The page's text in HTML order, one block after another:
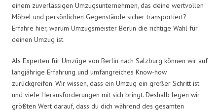
einem zuverlässigen Umzugsunternehmen, das deine wertvollen
Möbel und persönlichen Gegenstände sicher transportiert?
Erfahre hier, warum Umzugsmeister Berlin die richtige Wahl für
deinen Umzug ist.
Als Experten für Umzüge von Berlin nach Salzburg können wir auf
langjährige Erfahrung und umfangreiches Know-how
zurückgreifen. Wir wissen, dass ein Umzug ein großer Schritt ist
und viele Herausforderungen mit sich bringt. Deshalb legen wir
größten Wert darauf, dass du dich während des gesamten